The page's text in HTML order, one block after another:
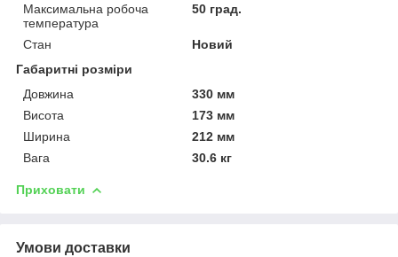
Максимальна робоча
температура
50 град.
Стан
Новий
Габаритні розміри
Довжина
330 мм
Висота
173 мм
Ширина
212 мм
Вага
30.6 кг
Приховати
Умови доставки